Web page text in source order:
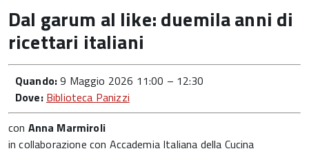
Dal garum al like: duemila anni di
ricettari italiani
Quando:9 Maggio 2026 11:00 – 12:30
Dove: Biblioteca Panizzi
con Anna Marmiroli
in collaborazione con Accademia Italiana della Cucina